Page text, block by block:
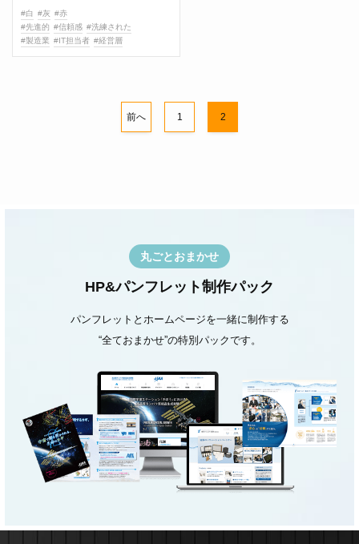
#白 #灰 #赤
#先進的 #信頼感 #洗練された
#製造業 #IT担当者 #経営層
前へ 1 2
丸ごとおまかせ
HP&パンフレット制作パック
パンフレットとホームページを一緒に制作する
“全ておまかせ”の特別パックです。